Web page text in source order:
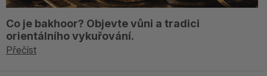
Co je bakhoor? Objevte vůni a tradici
orientálního vykuřování.
Přečíst